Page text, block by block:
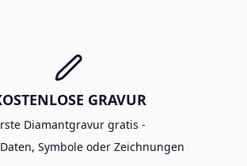
GRAVUR
Diamantgravur gratis -
Symbole oder Zeichnungen